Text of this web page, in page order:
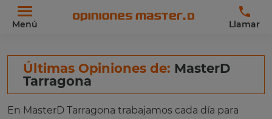
Menú Llamar
Últimas Opiniones de: MasterD
Tarragona
En MasterD Tarragona trabajamos cada día para